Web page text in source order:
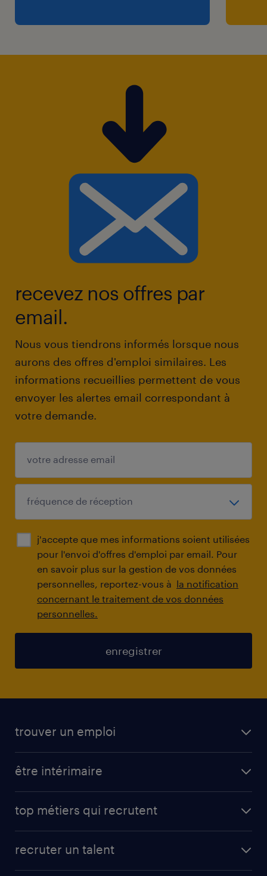
recevez nos offres par
email.
Nous vous tiendrons informés lorsque nous
aurons des offres d'emploi similaires. Les
informations recueillies permettent de vous
envoyer les alertes email correspondant à
votre demande.
j'accepte que mes informations soient utilisées
pour l'envoi d'offres d'emploi par email. Pour
en savoir plus sur la gestion de vos données
personnelles, reportez-vous à la notification
concernant le traitement de vos données
personnelles.
enregistrer
trouver un emploi
créer un compte candidat
être intérimaire
app talent / portail web
top métiers qui recrutent
recruter un talent